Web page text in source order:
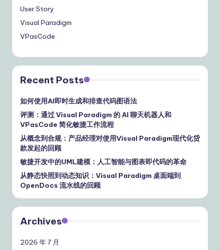
User Story
Visual Paradigm
VPasCode
Recent Posts
如何使用AI即时生成和排查代码图语法
评测：通过 Visual Paradigm 的 AI 聊天机器人和
VPasCode 简化敏捷工作流程
从概念到合规：产品经理对使用Visual Paradigm现代化贷
款发起的回顾
敏捷开发中的UML建模：人工智能与图表即代码的革命
从静态快照到动态知识：Visual Paradigm 桌面端到
OpenDocs 流水线的回顾
Archives
2026 年 7 月